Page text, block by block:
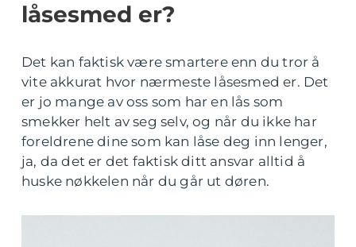
låsesmed er?
Det kan faktisk være smartere enn du tror å
vite akkurat hvor nærmeste låsesmed er. Det
er jo mange av oss som har en lås som
smekker helt av seg selv, og når du ikke har
foreldrene dine som kan låse deg inn lenger,
ja, da det er det faktisk ditt ansvar alltid å
huske nøkkelen når du går ut døren.